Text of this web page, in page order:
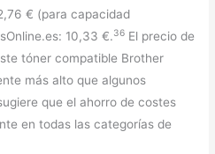
€ (para capacidad
10,33 €.36 El precio de
tóner compatible Brother
más alto que algunos
que el ahorro de costes
en todas las categorías de